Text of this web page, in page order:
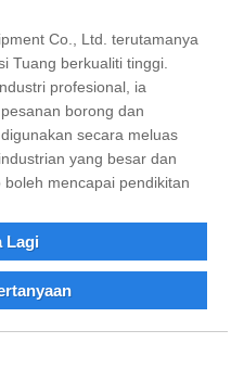
Co., Ltd. terutamanya
Tuang berkualiti tinggi.
profesional, ia
borong dan
secara meluas
yang besar dan
mencapai pendikitan
Lagi